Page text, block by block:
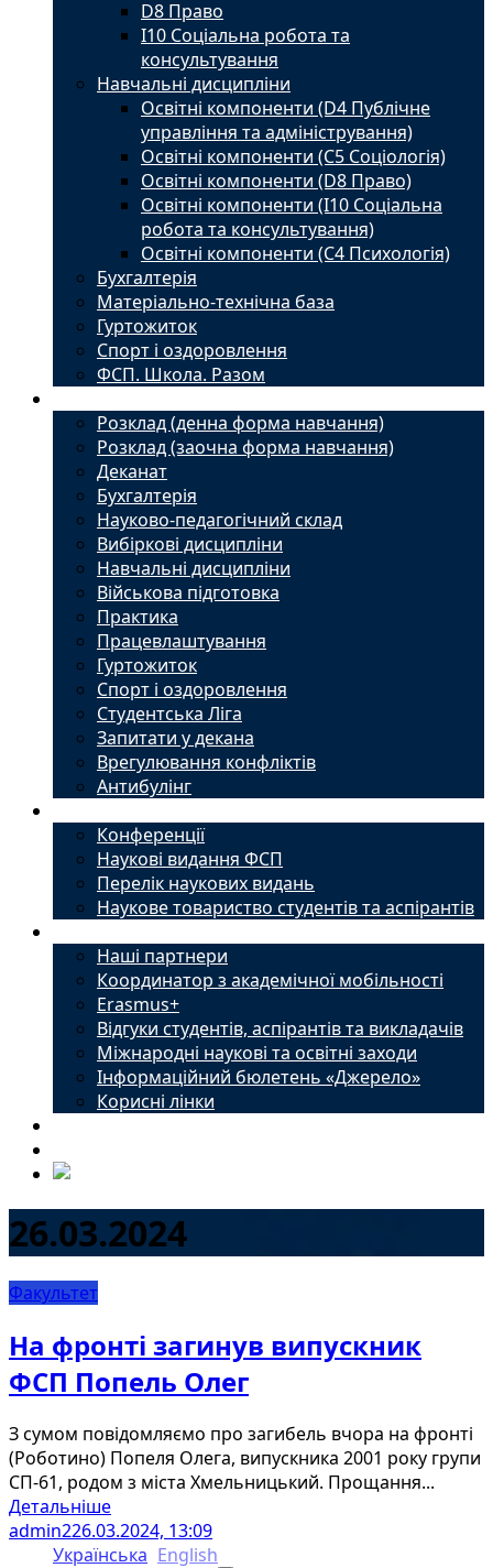
D8 Право
I10 Соціальна робота та
консультування
Навчальні дисципліни
Освітні компоненти (D4 Публічне
управління та адміністрування)
Освітні компоненти (С5 Соціологія)
Освітні компоненти (D8 Право)
Освітні компоненти (I10 Соціальна
робота та консультування)
Освітні компоненти (С4 Психологія)
Бухгалтерія
Матеріально-технічна база
Гуртожиток
Спорт і оздоровлення
ФСП. Школа. Разом
Розклад (денна форма навчання)
Розклад (заочна форма навчання)
Деканат
Бухгалтерія
Науково-педагогічний склад
Вибіркові дисципліни
Навчальні дисципліни
Військова підготовка
Практика
Працевлаштування
Гуртожиток
Спорт і оздоровлення
Студентська Ліга
Запитати у декана
Врегулювання конфліктів
Антибулінг
Конференції
Наукові видання ФСП
Перелік наукових видань
Наукове товариство студентів та аспірантів
Наші партнери
Координатор з академічної мобільності
Erasmus+
Відгуки студентів, аспірантів та викладачів
Міжнародні наукові та освітні заходи
Інформаційний бюлетень «Джерело»
Корисні лінки
26.03.2024
Факультет
На фронті загинув випускник
ФСП Попель Олег
З сумом повідомляємо про загибель вчора на фронті
(Роботино) Попеля Олега, випускника 2001 року групи
СП-61, родом з міста Хмельницький. Прощання...
Детальніше
admin226.03.2024, 13:09
Українська English